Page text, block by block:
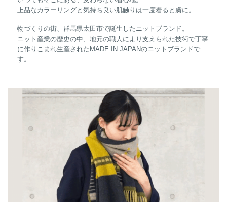
上品なカラーリングと気持ち良い肌触りは一度着ると虜に。
物づくりの街、群馬県太田市で誕生したニットブランド。
ニット産業の歴史の中、地元の職人により支えられた技術で丁寧
に作りこまれ生産されたMADE IN JAPANのニットブランドで
す。